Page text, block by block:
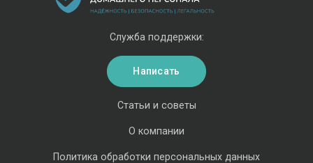
Статьи и советы
О компании
Политика обработки персональных данных
Служба поддержки:
Написать